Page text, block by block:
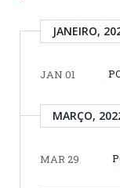
JANEIRO,
JAN 01
MARÇO,
MAR 29